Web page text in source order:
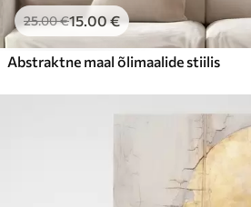
25.00€15.00€
Abstraktne maal õlimaalide stiilis